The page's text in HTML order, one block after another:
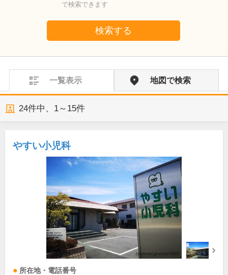
で検索できます
検索する
一覧表示 地図で検索
24件中、 1～15件
やすい小児科
所在地・電話番号